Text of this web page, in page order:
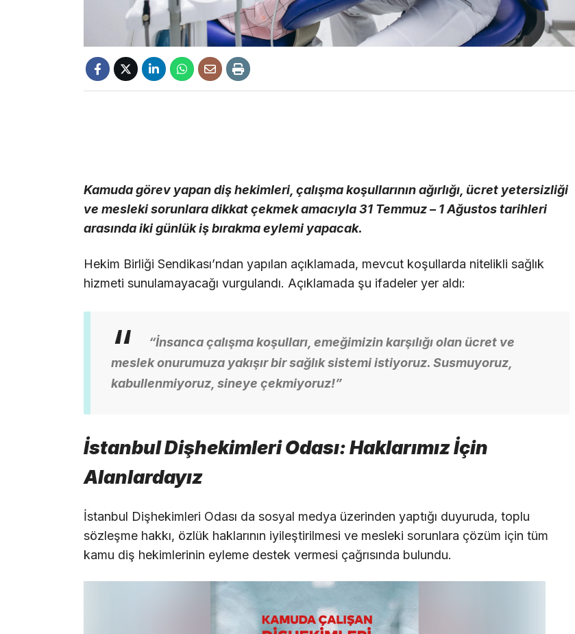
Kamuda görev yapan diş hekimleri, çalışma koşullarının ağırlığı, ücret yetersizliği
ve mesleki sorunlara dikkat çekmek amacıyla 31 Temmuz – 1 Ağustos tarihleri
arasında iki günlük iş bırakma eylemi yapacak.
Hekim Birliği Sendikası’ndan yapılan açıklamada, mevcut koşullarda nitelikli sağlık
hizmeti sunulamayacağı vurgulandı. Açıklamada şu ifadeler yer aldı:
“İnsanca çalışma koşulları, emeğimizin karşılığı olan ücret ve
meslek onurumuza yakışır bir sağlık sistemi istiyoruz. Susmuyoruz,
kabullenmiyoruz, sineye çekmiyoruz!”
İstanbul Dişhekimleri Odası: Haklarımız İçin
Alanlardayız
İstanbul Dişhekimleri Odası da sosyal medya üzerinden yaptığı duyuruda, toplu
sözleşme hakkı, özlük haklarının iyileştirilmesi ve mesleki sorunlara çözüm için tüm
kamu diş hekimlerinin eyleme destek vermesi çağrısında bulundu.